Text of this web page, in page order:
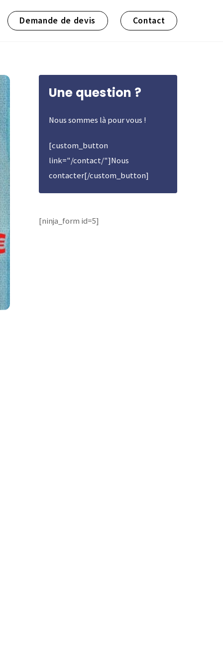
Demande de devis Contact
Une question ?
Nous sommes là pour vous !
[custom_button
link="/contact/"]Nous
contacter[/custom_button]
[ninja_form id=5]